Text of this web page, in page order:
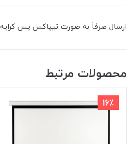
ارسال صرفاً به صورت تیپاکس پس کرایه
محصولات مرتبط
16٪